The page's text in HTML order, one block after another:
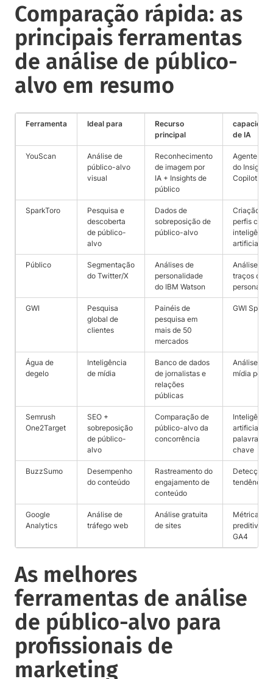
Comparação rápida: as
principais ferramentas
de análise de público-
alvo em resumo
Ferramenta Ideal para
Recurso
principal
de IA
YouScan
Análise de
público-alvo
visual
Reconhecimento
de imagem por
IA + Insights de
público
Agente de
do Insights
Copilot
SparkToro
Pesquisa e
descoberta
de público-
alvo
Dados de
sobreposição de
público-alvo
Criação de
perfis com
inteligência
artificial
Público
Segmentação
do Twitter/X
Análises de
personalidade
do IBM Watson
Análise de
traços de
GWI
Pesquisa
global de
clientes
Painéis de
pesquisa em
mais de 50
mercados
GWI Spark
Água de
degelo
Inteligência
de mídia
Banco de dados
de jornalistas e
relações
públicas
Análise de
mídia por IA
Semrush
One2Target
SEO +
sobreposição
de público-
alvo
Comparação de
público-alvo da
concorrência
Inteligência
artificial por
palavras-
chave
BuzzSumo
Desempenho
do conteúdo
Rastreamento do
engajamento de
conteúdo
Detecção
tendências
Google
Analytics
Análise de
tráfego web
Análise gratuita
de sites
Métricas
preditivas
GA4
As melhores
ferramentas de análise
de público-alvo para
profissionais de
marketing